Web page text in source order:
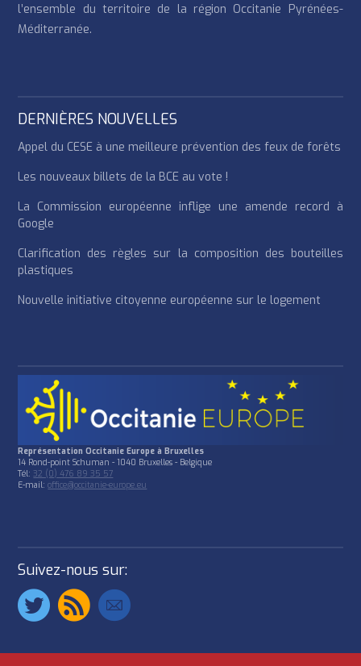
l’ensemble du territoire de la région Occitanie Pyrénées-
Méditerranée.
DERNIÈRES NOUVELLES
Appel du CESE à une meilleure prévention des feux de forêts
Les nouveaux billets de la BCE au vote !
La Commission européenne inflige une amende record à
Google
Clarification des règles sur la composition des bouteilles
plastiques
Nouvelle initiative citoyenne européenne sur le logement
Représentation Occitanie Europe à Bruxelles
14 Rond-point Schuman - 1040 Bruxelles - Belgique
Tél: 32 (0) 476 89 35 57
E-mail:office@occitanie-europe.eu
Suivez-nous sur: